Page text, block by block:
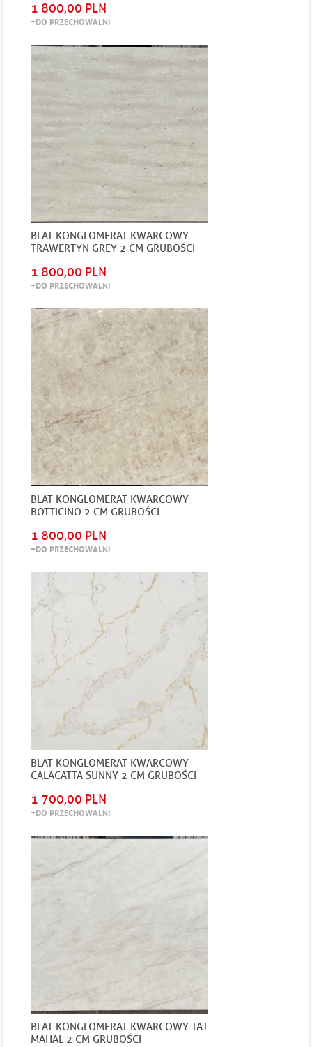
1 800,00 PLN
+DO PRZECHOWALNI
BLAT KONGLOMERAT KWARCOWY
TRAWERTYN GREY 2 CM GRUBOŚCI
1 800,00 PLN
+DO PRZECHOWALNI
BLAT KONGLOMERAT KWARCOWY
BOTTICINO 2 CM GRUBOŚCI
1 800,00 PLN
+DO PRZECHOWALNI
BLAT KONGLOMERAT KWARCOWY
CALACATTA SUNNY 2 CM GRUBOŚCI
1 700,00 PLN
+DO PRZECHOWALNI
BLAT KONGLOMERAT KWARCOWY TAJ
MAHAL 2 CM GRUBOŚCI